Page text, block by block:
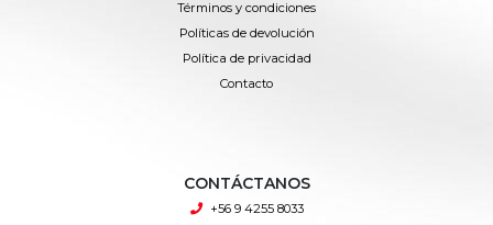
Términos y condiciones
Políticas de devolución
Política de privacidad
Contacto
CONTÁCTANOS
+56 9 4255 8033